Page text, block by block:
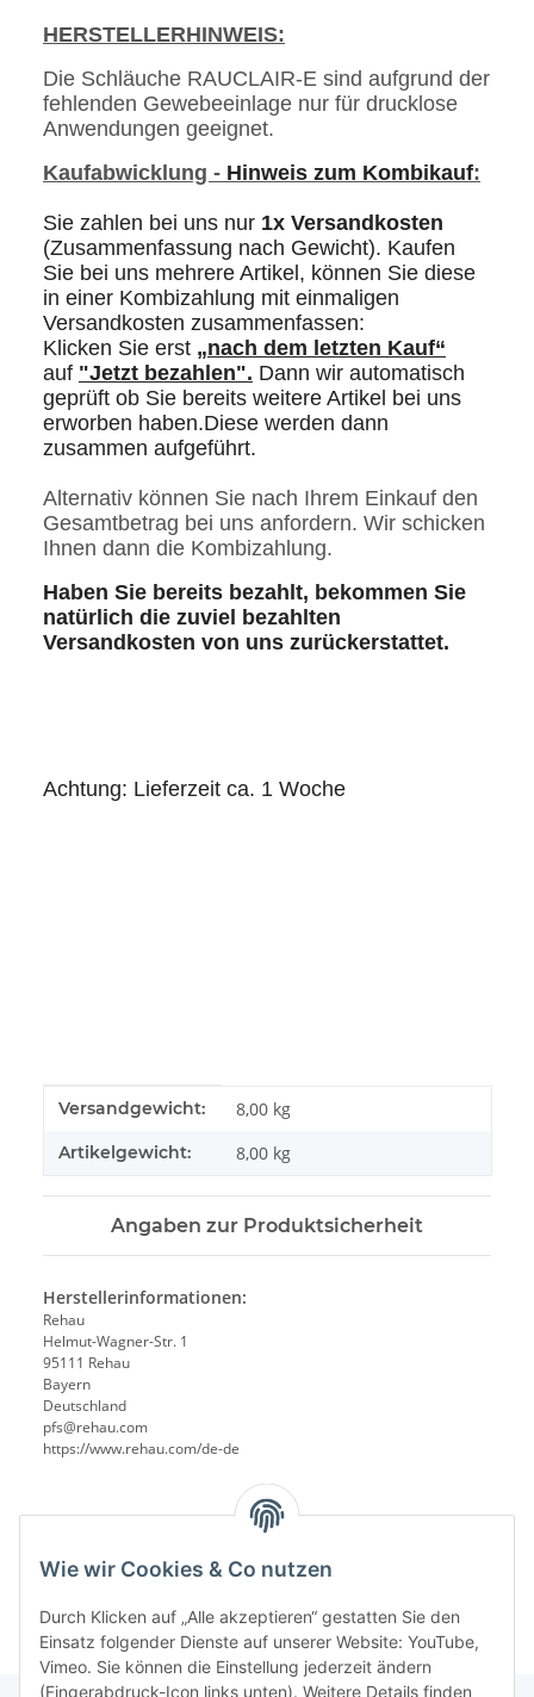
Wie wir Cookies & Co nutzen
Durch Klicken auf „Alle akzeptieren“ gestatten Sie den
Einsatz folgender Dienste auf unserer Website: YouTube,
Vimeo. Sie können die Einstellung jederzeit ändern
(Fingerabdruck-Icon links unten). Weitere Details finden
HERSTELLERHINWEIS:
Die Schläuche RAUCLAIR-E sind aufgrund der
fehlenden Gewebeeinlage nur für drucklose
Anwendungen geeignet.
Kaufabwicklung - Hinweis zum Kombikauf:
Sie zahlen bei uns nur 1x Versandkosten
(Zusammenfassung nach Gewicht). Kaufen
Sie bei uns mehrere Artikel, können Sie diese
in einer Kombizahlung mit einmaligen
Versandkosten zusammenfassen:
Klicken Sie erst „nach dem letzten Kauf“
auf "Jetzt bezahlen". Dann wir automatisch
geprüft ob Sie bereits weitere Artikel bei uns
erworben haben.Diese werden dann
zusammen aufgeführt.
Alternativ können Sie nach Ihrem Einkauf den
Gesamtbetrag bei uns anfordern. Wir schicken
Ihnen dann die Kombizahlung.
Haben Sie bereits bezahlt, bekommen Sie
natürlich die zuviel bezahlten
Versandkosten von uns zurückerstattet.
Achtung: Lieferzeit ca. 1 Woche
Produkteigenschaft
Wert
Versandgewicht: 8,00 kg
Artikelgewicht: 8,00 kg
Angaben zur Produktsicherheit
Herstellerinformationen:
Rehau
Helmut-Wagner-Str. 1
95111 Rehau
Bayern
Deutschland
pfs@rehau.com
https://www.rehau.com/de-de